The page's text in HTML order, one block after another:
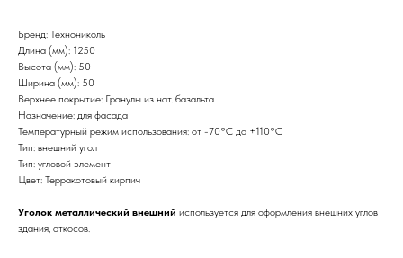
Бренд: Технониколь
Длина (мм): 1250
Высота (мм): 50
Ширина (мм): 50
Верхнее покрытие: Гранулы из нат. базальта
Назначение: для фасада
Температурный режим использования: от -70°С до +110°С
Тип: внешний угол
Тип: угловой элемент
Цвет: Терракотовый кирпич
​Уголок металлический внешний используется для оформления внешних углов
здания, откосов.